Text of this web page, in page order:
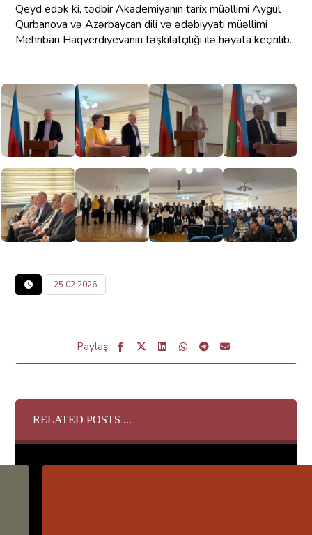
Qeyd edək ki, tədbir Akademiyanın tarix müəllimi Aygül
Qurbanova və Azərbaycan dili və ədəbiyyatı müəllimi
Mehriban Haqverdiyevanın təşkilatçılığı ilə həyata keçirilib.
25.02.2026
RELATED POSTS ...